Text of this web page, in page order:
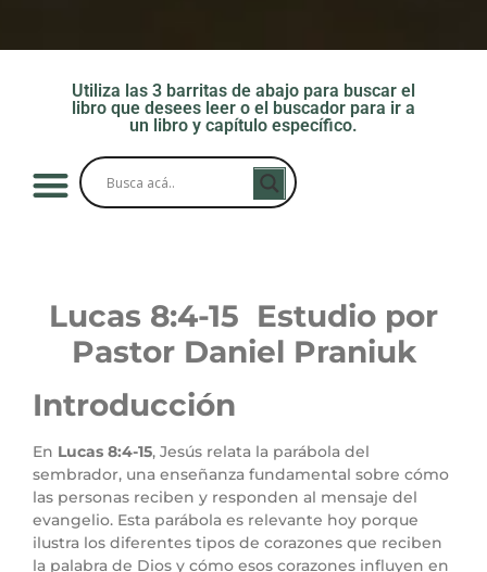
Utiliza las 3 barritas de abajo para buscar el
libro que desees leer o el buscador para ir a
un libro y capítulo específico.
Lucas 8:4-15 Estudio por
Pastor Daniel Praniuk
Introducción
En Lucas 8:4-15, Jesús relata la parábola del
sembrador, una enseñanza fundamental sobre cómo
las personas reciben y responden al mensaje del
evangelio. Esta parábola es relevante hoy porque
ilustra los diferentes tipos de corazones que reciben
la palabra de Dios y cómo esos corazones influyen en